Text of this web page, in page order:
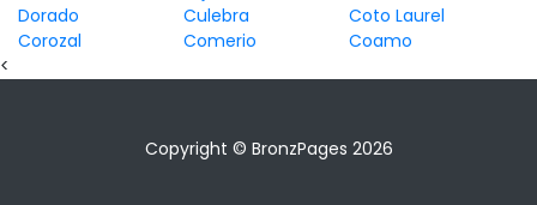
Dorado
Culebra
Coto Laurel
Corozal
Comerio
Coamo
<
Copyright © BronzPages 2026